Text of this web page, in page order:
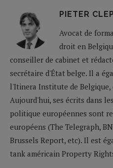
PIETER
Avocat de
droit en
conseiller de cabinet et
secrétaire d'État belge. Il a
l'Itinera Institute de
Aujourd'hui, ses écrits dans
politique européennes sont
européens (The Telegraph,
Brussels Report, etc). Il est
tank américain Property